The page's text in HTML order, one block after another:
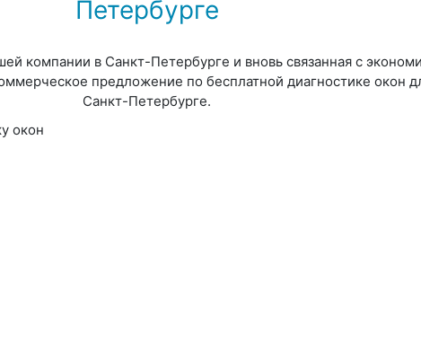
Петербурге
компании в Санкт-Петербурге и вновь связанная с
предложение по бесплатной диагностике окон
Санкт-Петербурге.